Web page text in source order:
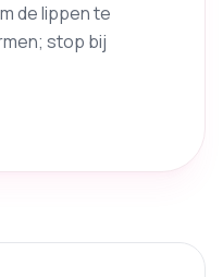
de lippen te
stop bij